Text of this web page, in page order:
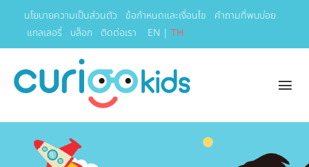
นโยบายความเป็นส่วนตัว ข้อกำหนดและเงื่อนไข
คำถามที่พบบ่อย
แกลเลอรี่
บล็อก ติดต่อเรา EN | TH